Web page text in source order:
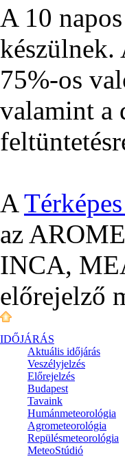
A 10 napos
készülnek.
75%-os
valamint a
A
az
INCA,
előrejelző
IDŐJÁRÁS
Aktuális időjárás
Veszélyjelzés
Előrejelzés
Budapest
Tavaink
Humánmeteorológia
Agrometeorológia
Repülésmeteorológia
MeteoStúdió